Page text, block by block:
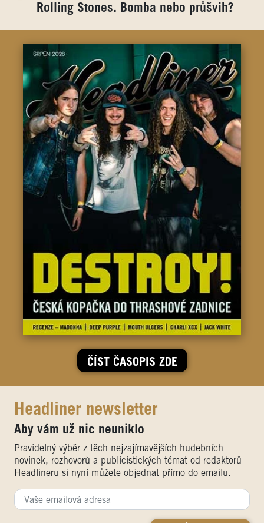
Rolling Stones. Bomba nebo průšvih?
ČÍST ČASOPIS ZDE
Headliner newsletter
Aby vám už nic neuniklo
Pravidelný výběr z těch nejzajímavějších hudebních
novinek, rozhovorů a publicistických témat od redaktorů
Headlineru si nyní můžete objednat přímo do emailu.